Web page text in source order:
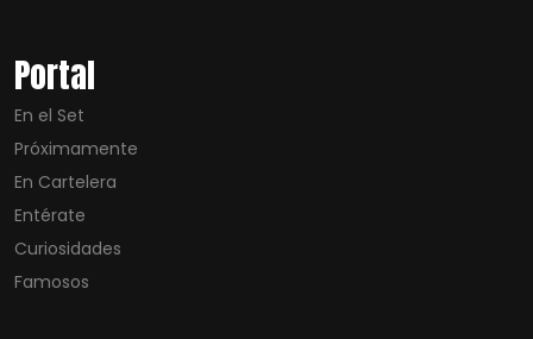
Portal
En el Set
Próximamente
En Cartelera
Entérate
Curiosidades
Famosos